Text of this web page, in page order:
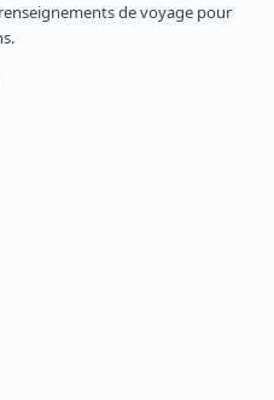
de voyage pour